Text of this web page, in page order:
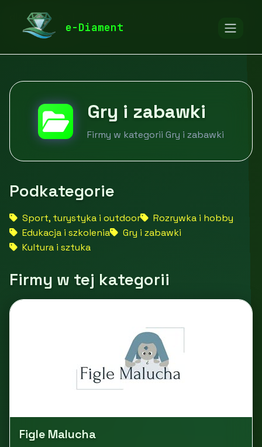
e-Diament
diamentspa.pl
Gry i zabawki
Gry i zabawki
Firmy w kategorii Gry i zabawki
Podkategorie
Sport, turystyka i outdoor
Rozrywka i hobby
Edukacja i szkolenia
Gry i zabawki
Kultura i sztuka
Firmy w tej kategorii
Figle Malucha